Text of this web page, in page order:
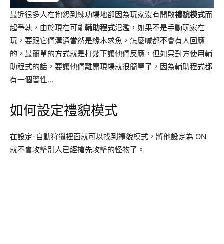
最近很多人在抱怨到練功場地卻因為玩家沒有開啟禮貌模式而
起爭執，由於現在可能輔助程式氾濫，如果不是手動玩家在
玩，要跟它們溝通當然是緣木求魚，怎麼喊都不會有人回應
的，最簡單的方式就是打幾下讓他們反應，但如果對方使用輔
助程式的話，要讓他們離開現場就很簡單了，因為輔助程式都
有一個習性…
如何設定禮貌模式
在設定-自動狩獵裡面就可以找到禮貌模式，將他設定為 ON
就不會攻擊別人已經搶先攻擊的怪物了。